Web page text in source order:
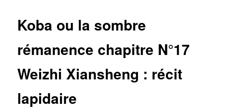
Koba ou la sombre
rémanence chapitre N°17
Weizhi Xiansheng : récit
lapidaire